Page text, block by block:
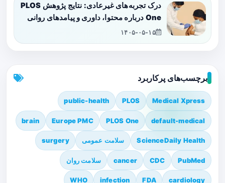
درک تجربه‌های غیرعادی: نتایج پژوهش PLOS
One درباره محتوا، داوری و پیامدهای روانی
۱۴۰۵-۰۵-۱۵
برچسب‌های پرکاربرد
Medical Xpress
PLOS
public-health
default-medical
PLOS One
Europe PMC
brain
ScienceDaily Health سلامت عمومی surgery
PubMed
CDC
cancer سلامت روان
cardiology
FDA
infection
WHO